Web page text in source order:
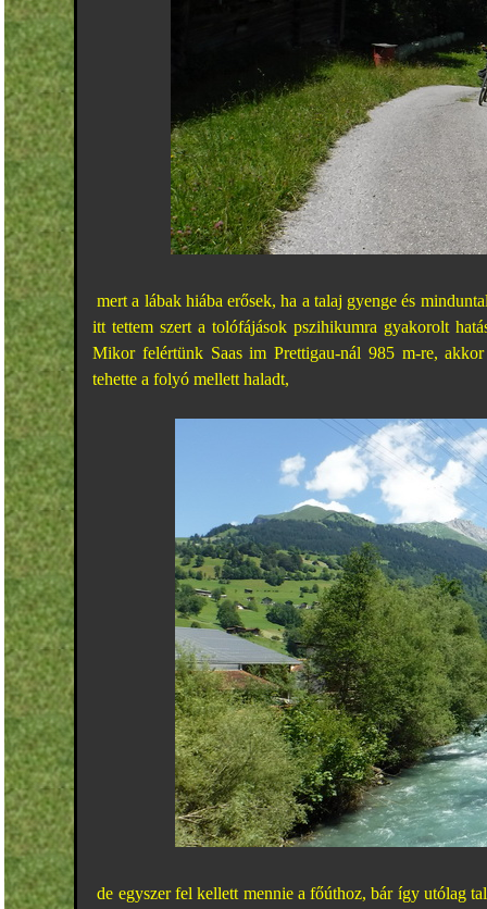
mert a lábak hiába erősek, ha a talaj gyenge és
itt tettem szert a tolófájások pszihikumra gyakorolt
Mikor felértünk Saas im Prettigau-nál 985 m-re,
tehette a folyó mellett haladt,
de egyszer fel kellett mennie a főúthoz, bár így utólag